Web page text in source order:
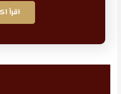
اقرأ